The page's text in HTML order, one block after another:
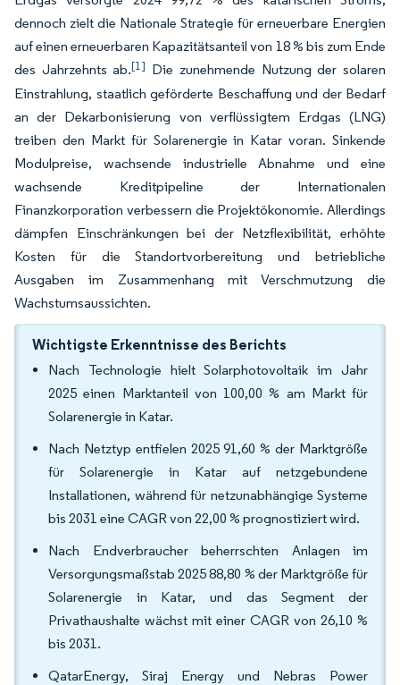
dennoch zielt die Nationale Strategie für erneuerbare Energien
auf einen erneuerbaren Kapazitätsanteil von 18 % bis zum Ende
des Jahrzehnts ab.[1] Die zunehmende Nutzung der solaren
Einstrahlung, staatlich geförderte Beschaffung und der Bedarf
an der Dekarbonisierung von verflüssigtem Erdgas (LNG)
treiben den Markt für Solarenergie in Katar voran. Sinkende
Modulpreise, wachsende industrielle Abnahme und eine
wachsende Kreditpipeline der Internationalen
Finanzkorporation verbessern die Projektökonomie. Allerdings
dämpfen Einschränkungen bei der Netzflexibilität, erhöhte
Kosten für die Standortvorbereitung und betriebliche
Ausgaben im Zusammenhang mit Verschmutzung die
Wachstumsaussichten.
Wichtigste Erkenntnisse des Berichts
Nach Technologie hielt Solarphotovoltaik im Jahr
2025 einen Marktanteil von 100,00 % am Markt für
Solarenergie in Katar.
Nach Netztyp entfielen 2025 91,60 % der Marktgröße
für Solarenergie in Katar auf netzgebundene
Installationen, während für netzunabhängige Systeme
bis 2031 eine CAGR von 22,00 % prognostiziert wird.
Nach Endverbraucher beherrschten Anlagen im
Versorgungsmaßstab 2025 88,80 % der Marktgröße für
Solarenergie in Katar, und das Segment der
Privathaushalte wächst mit einer CAGR von 26,10 %
bis 2031.
QatarEnergy, Siraj Energy und Nebras Power